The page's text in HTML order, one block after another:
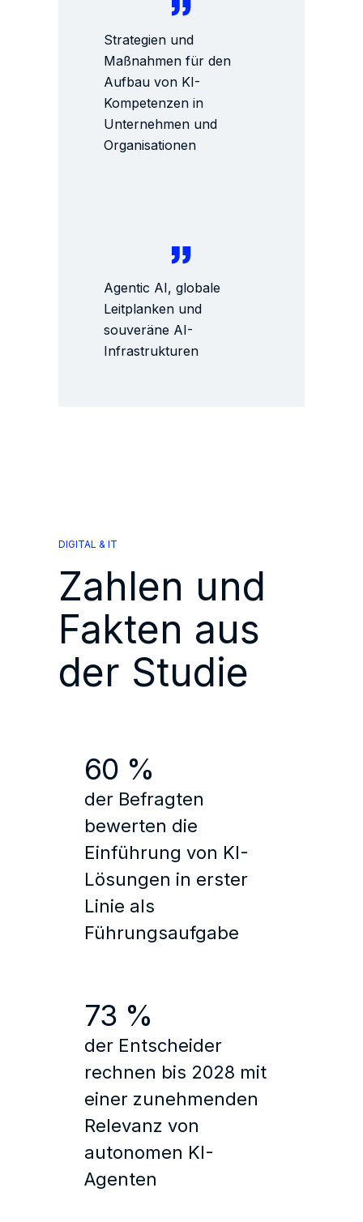
Strategien und
Maßnahmen für den
Aufbau von KI-
Kompetenzen in
Unternehmen und
Organisationen
Agentic AI, globale
Leitplanken und
souveräne AI-
Infrastrukturen
DIGITAL & IT
Zahlen und
Fakten aus
der Studie
60 %
der Befragten
bewerten die
Einführung von KI-
Lösungen in erster
Linie als
Führungsaufgabe
73 %
der Entscheider
rechnen bis 2028 mit
einer zunehmenden
Relevanz von
autonomen KI-
Agenten